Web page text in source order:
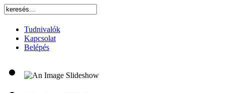
Tudnivalók
Kapcsolat
Belépés